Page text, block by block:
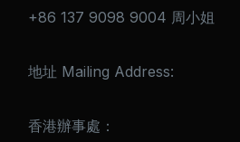
+86 137 9098 9004 周小姐
地址 Mailing Address:
香港辦事處：